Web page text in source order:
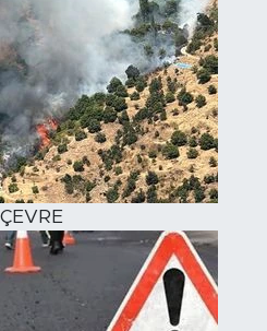
ÇEVRE